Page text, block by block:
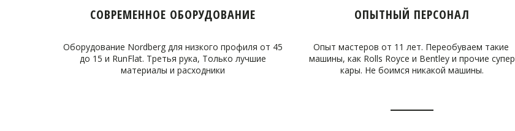
СОВРЕМЕННОЕ ОБОРУДОВАНИЕ
Оборудование Nordberg для низкого профиля от 45
до 15 и RunFlat. Третья рука, Только лучшие
материалы и расходники
ОПЫТНЫЙ ПЕРСОНАЛ
Опыт мастеров от 11 лет. Переобуваем такие
машины, как Rolls Royce и Bentley и прочие супер
кары. Не боимся никакой машины.